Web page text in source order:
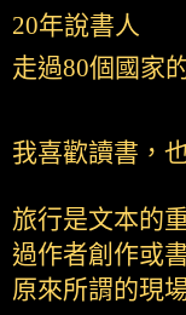
20年說書人
走過80個國家
我喜歡讀書，
旅行是文本的
過作者創作或
原來所謂的現